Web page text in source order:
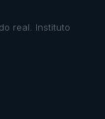
real. Instituto